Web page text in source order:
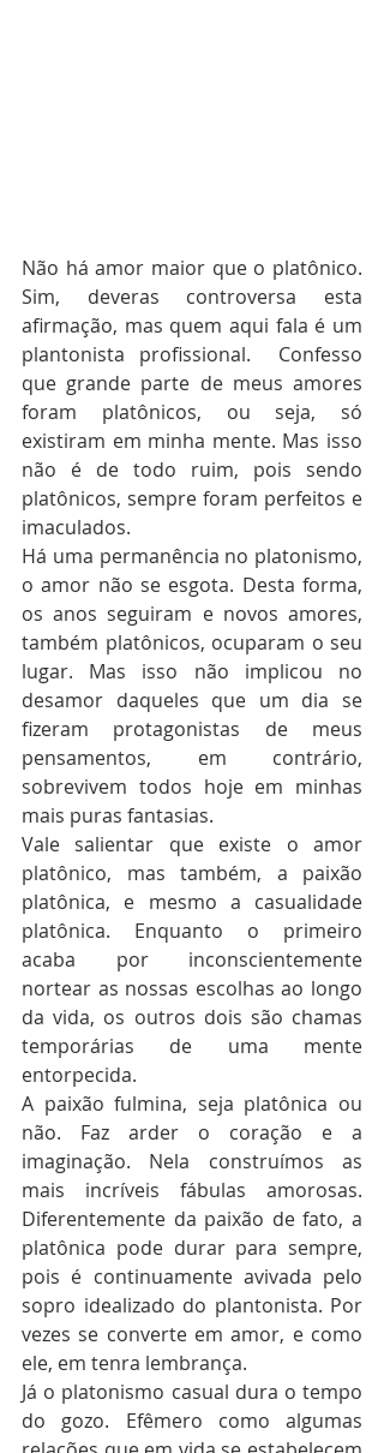
Não há amor maior que o platônico.
Sim, deveras controversa esta
afirmação, mas quem aqui fala é um
plantonista profissional.  Confesso
que grande parte de meus amores
foram platônicos, ou seja, só
existiram em minha mente. Mas isso
não é de todo ruim, pois sendo
platônicos, sempre foram perfeitos e
imaculados.
Há uma permanência no platonismo,
o amor não se esgota. Desta forma,
os anos seguiram e novos amores,
também platônicos, ocuparam o seu
lugar. Mas isso não implicou no
desamor daqueles que um dia se
fizeram protagonistas de meus
pensamentos, em contrário,
sobrevivem todos hoje em minhas
mais puras fantasias.
Vale salientar que existe o amor
platônico, mas também, a paixão
platônica, e mesmo a casualidade
platônica. Enquanto o primeiro
acaba por inconscientemente
nortear as nossas escolhas ao longo
da vida, os outros dois são chamas
temporárias de uma mente
entorpecida.
A paixão fulmina, seja platônica ou
não. Faz arder o coração e a
imaginação. Nela construímos as
mais incríveis fábulas amorosas.
Diferentemente da paixão de fato, a
platônica pode durar para sempre,
pois é continuamente avivada pelo
sopro idealizado do plantonista. Por
vezes se converte em amor, e como
ele, em tenra lembrança.
Já o platonismo casual dura o tempo
do gozo. Efêmero como algumas